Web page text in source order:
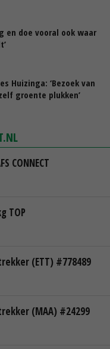
en doe vooral ook waar
Huizinga: ‘Bezoek van
groente plukken’
CONNECT
TOP
(ETT) #778489
(MAA) #24299